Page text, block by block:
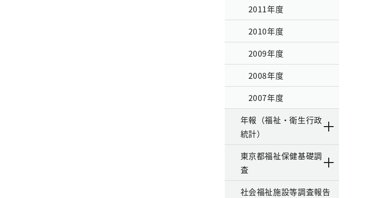
2011年度
2010年度
2009年度
2008年度
2007年度
年報（福祉・衛生行政
統計）
東京都福祉保健基礎調
査
社会福祉施設等調査報告